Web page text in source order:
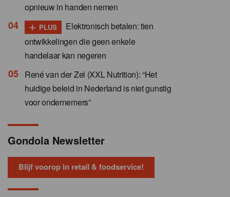
opnieuw in handen nemen
+ PLUS
Elektronisch betalen: tien
ontwikkelingen die geen enkele
handelaar kan negeren
René van der Zel (XXL Nutrition): “Het
huidige beleid in Nederland is niet gunstig
voor ondernemers”
Gondola Newsletter
Blijf voorop in retail & foodservice!